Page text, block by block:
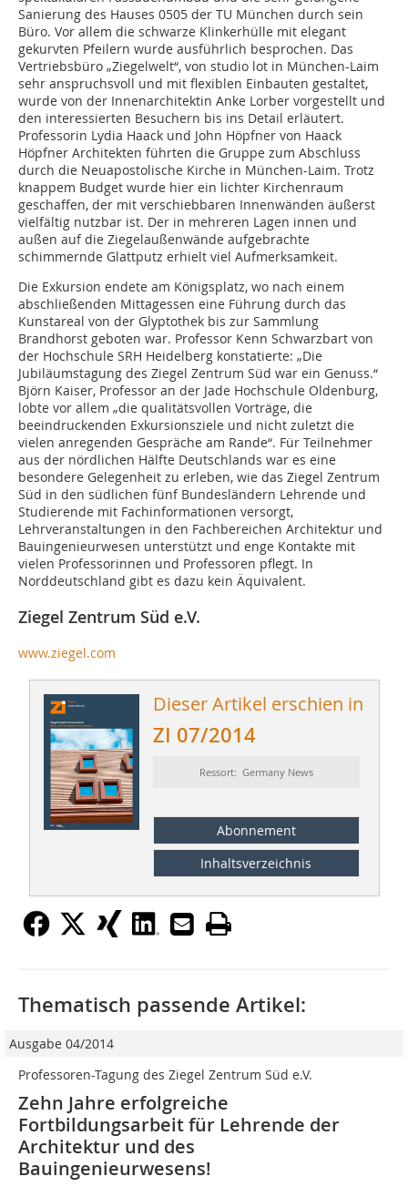
Sanierung des Hauses 0505 der TU München durch sein
Büro. Vor allem die schwarze Klinkerhülle mit elegant
gekurvten Pfeilern wurde ausführlich besprochen. Das
Vertriebsbüro „Ziegelwelt“, von studio lot in München-Laim
sehr anspruchsvoll und mit flexiblen Einbauten gestaltet,
wurde von der Innenarchitektin Anke Lorber vorgestellt und
den interessierten Besuchern bis ins Detail erläutert.
Professorin Lydia Haack und John Höpfner von Haack
Höpfner Architekten führten die Gruppe zum Abschluss
durch die Neuapostolische Kirche in München-Laim. Trotz
knappem Budget wurde hier ein lichter Kirchenraum
geschaffen, der mit verschiebbaren Innenwänden äußerst
vielfältig nutzbar ist. Der in mehreren Lagen innen und
außen auf die Ziegelaußenwände aufgebrachte
schimmernde Glattputz erhielt viel Aufmerksamkeit.
Die Exkursion endete am Königsplatz, wo nach einem
abschließenden ­Mittagessen eine Führung durch das
Kunstareal von der Glyptothek bis zur Sammlung
Brandhorst geboten war. Professor Kenn Schwarzbart von
der Hochschule SRH Heidelberg konstatierte: „Die
Jubiläumstagung des Ziegel Zentrum Süd war ein Genuss.“
Björn Kaiser, Professor an der Jade Hochschule Oldenburg,
lobte vor allem „die qualitätsvollen Vorträge, die
beeindruckenden Exkursionsziele und nicht zuletzt die
vielen anregenden Gespräche am Rande“. Für Teilnehmer
aus der nördlichen Hälfte Deutschlands war es eine
besondere Gelegenheit zu erleben, wie das Ziegel Zentrum
Süd in den südlichen fünf Bundesländern Lehrende und
Studierende mit Fachinformationen versorgt,
Lehrveranstaltungen in den Fachbereichen Architektur und
Bauingenieurwesen unterstützt und enge Kontakte mit
vielen Professorinnen und Professoren pflegt. In
Norddeutschland gibt es dazu kein Äquivalent.
Ziegel Zentrum Süd e.V.
www.ziegel.com
Dieser Artikel erschien in
ZI 07/2014
Ressort: Germany News
Abonnement
Inhaltsverzeichnis
Thematisch passende Artikel:
Ausgabe 04/2014
Professoren-Tagung des Ziegel Zentrum Süd e.V.
Zehn Jahre erfolgreiche
Fortbildungsarbeit für Lehrende der
Architektur und des
Bauingenieurwesens!